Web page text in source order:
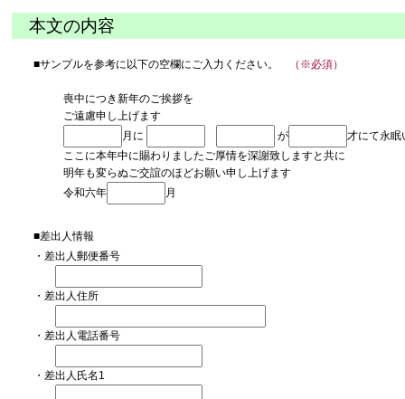
本文の内容
■サンプルを参考に以下の空欄にご入力ください。 （※必須）
喪中につき新年のご挨拶を
ご遠慮申し上げます
月に
が
才にて永眠
ここに本年中に賜わりましたご厚情を深謝致しますと共に
明年も変らぬご交誼のほどお願い申し上げます
令和六年
月
■差出人情報
・差出人郵便番号
・差出人住所
・差出人電話番号
・差出人氏名1